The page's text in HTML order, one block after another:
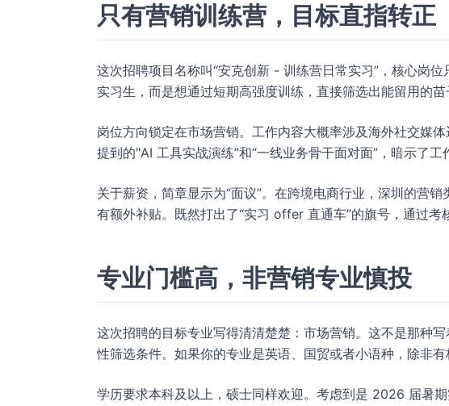
只有营销训练营，目标直指转正
这次招聘项目名称叫“安克创新 - 训练营日常实习”，核心岗
实习生，而是想通过短期高强度训练，直接筛选出能留用的苗
岗位方向锁定在市场营销。工作内容大概率涉及海外社交媒
提到的"AI 工具实战演练”和“一线业务骨干面对面”，暗示了工
关于薪资，简章显示为“面议”。在跨境电商行业，深圳的营
有额外补贴。既然打出了“实习 offer 直通车”的旗号，通过考
专业门槛高，非营销专业慎投
这次招聘的目标专业写得清清楚楚：市场营销。这不是那种
性筛选条件。如果你的专业是英语、国贸或者小语种，除非
学历要求本科及以上，硕士同样欢迎。考虑到是 2026 届暑